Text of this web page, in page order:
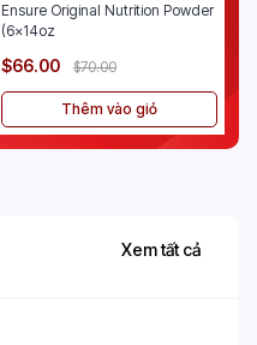
Ensure Original Nutrition Powder
(6x14oz
$66.00 $70.00
Thêm vào giỏ
Xem tất cả